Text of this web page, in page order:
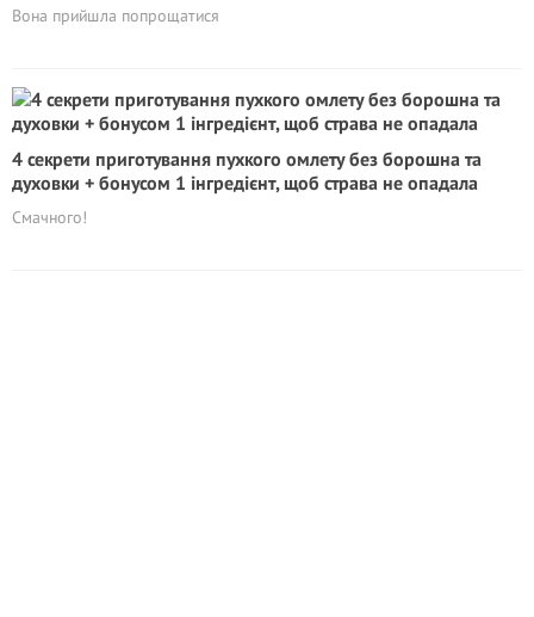
Вона прийшла попрощатися
4 секрети приготування пухкого омлету без борошна та
духовки + бонусом 1 інгредієнт, щоб страва не опадала
Смачного!